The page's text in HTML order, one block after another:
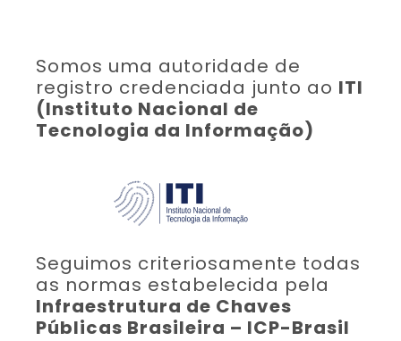
Somos uma autoridade de
registro credenciada junto ao ITI
(Instituto Nacional de
Tecnologia da Informação)
Seguimos criteriosamente todas
as normas estabelecida pela
Infraestrutura de Chaves
Públicas Brasileira – ICP-Brasil